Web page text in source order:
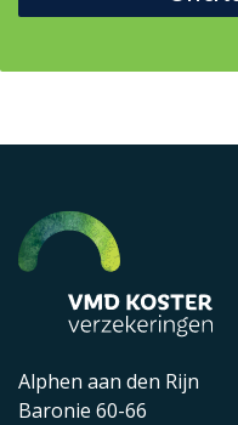
Alphen aan den Rijn
Baronie 60-66